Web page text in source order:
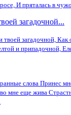
И пряталась в
загадочной...
твоей загадочной, Как
и припадочной,
слова Принес
мне еще жива